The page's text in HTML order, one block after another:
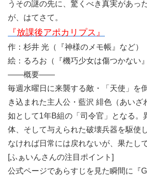
うその謎の先に、驚くべき真実があっ
が、はてさて。
『放課後アポカリプス』
作：杉井 光（『神様のメモ帳』など）
絵：るろお（『機巧少女は傷つかない
――概要――
毎週水曜日に来襲する敵・「天使」を
き込まれた主人公・藍沢 緋色（あいざ
如として1年B組の「司令官」となる。
体、そして与えられた破壊兵器を駆使
なければ日常には戻れないが、果たして
[ふぁいんさんの注目ポイント]
公式ページであらすじを見た瞬間に『